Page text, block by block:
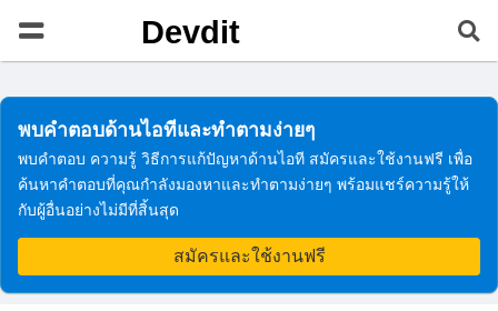
Devdit
พบคำตอบด้านไอทีและทำตามง่ายๆ
พบคำตอบ ความรู้ วิธีการแก้ปัญหาด้านไอที สมัครและใช้งานฟรี เพื่อ
ค้นหาคำตอบที่คุณกำลังมองหาและทำตามง่ายๆ พร้อมแชร์ความรู้ให้
กับผู้อื่นอย่างไม่มีที่สิ้นสุด
สมัครและใช้งานฟรี